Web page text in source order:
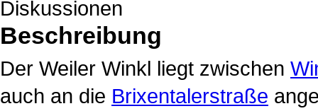
Diskussionen
Beschreibung
Der Weiler Winkl liegt zwischen
auch an die Brixentalerstraße